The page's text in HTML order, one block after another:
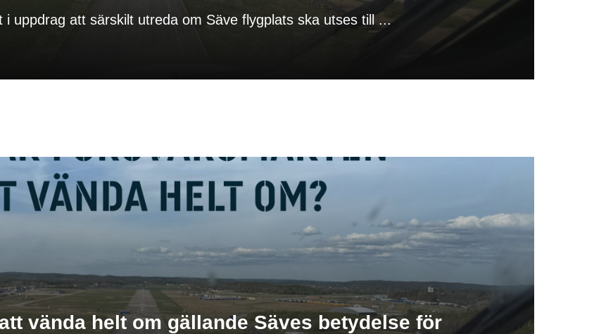
i uppdrag att särskilt utreda om Säve flygplats ska utses till ...
vända helt om gällande Säves betydelse för